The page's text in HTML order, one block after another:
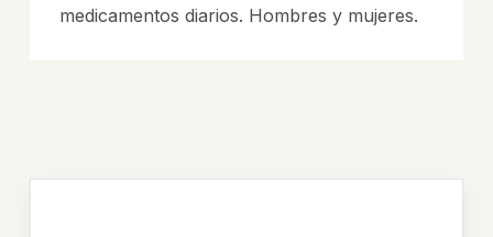
medicamentos diarios. Hombres y mujeres.